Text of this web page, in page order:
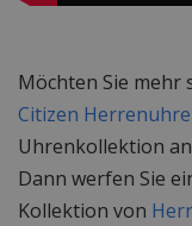
Möchten Sie mehr
Citizen
Uhrenkollektion
Dann werfen Sie
Kollektion von